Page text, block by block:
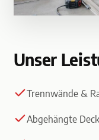
Unser
Trennwände &
Abgehängte